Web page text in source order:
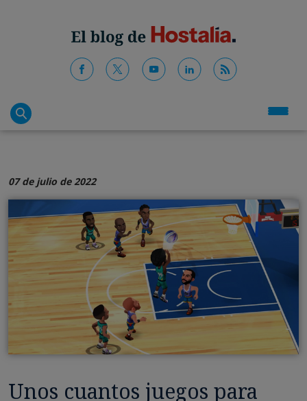
07 de julio de 2022
Unos cuantos juegos para